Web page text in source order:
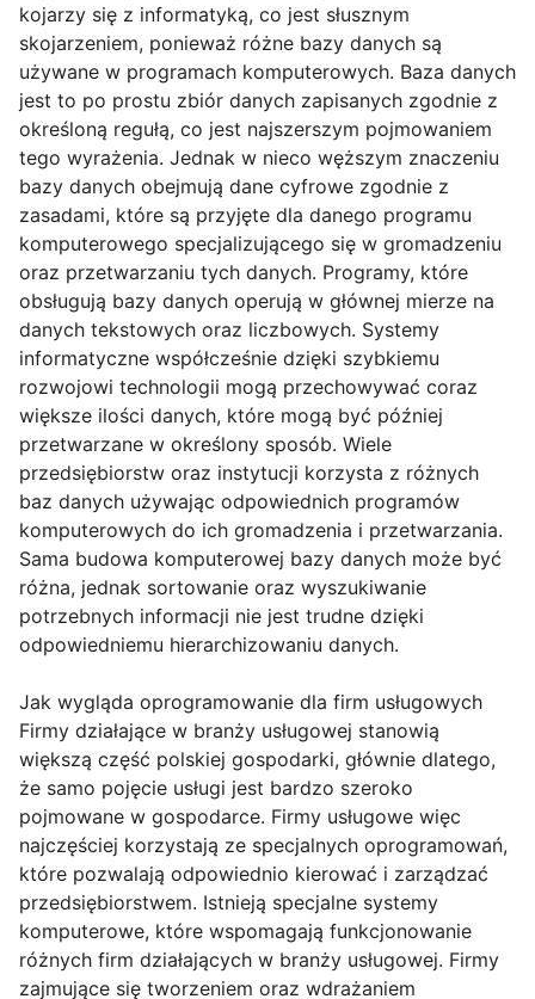
kojarzy się z informatyką, co jest słusznym
skojarzeniem, ponieważ różne bazy danych są
używane w programach komputerowych. Baza danych
jest to po prostu zbiór danych zapisanych zgodnie z
określoną regułą, co jest najszerszym pojmowaniem
tego wyrażenia. Jednak w nieco węższym znaczeniu
bazy danych obejmują dane cyfrowe zgodnie z
zasadami, które są przyjęte dla danego programu
komputerowego specjalizującego się w gromadzeniu
oraz przetwarzaniu tych danych. Programy, które
obsługują bazy danych operują w głównej mierze na
danych tekstowych oraz liczbowych. Systemy
informatyczne współcześnie dzięki szybkiemu
rozwojowi technologii mogą przechowywać coraz
większe ilości danych, które mogą być później
przetwarzane w określony sposób. Wiele
przedsiębiorstw oraz instytucji korzysta z różnych
baz danych używając odpowiednich programów
komputerowych do ich gromadzenia i przetwarzania.
Sama budowa komputerowej bazy danych może być
różna, jednak sortowanie oraz wyszukiwanie
potrzebnych informacji nie jest trudne dzięki
odpowiedniemu hierarchizowaniu danych.
Jak wygląda oprogramowanie dla firm usługowych
Firmy działające w branży usługowej stanowią
większą część polskiej gospodarki, głównie dlatego,
że samo pojęcie usługi jest bardzo szeroko
pojmowane w gospodarce. Firmy usługowe więc
najczęściej korzystają ze specjalnych oprogramowań,
które pozwalają odpowiednio kierować i zarządzać
przedsiębiorstwem. Istnieją specjalne systemy
komputerowe, które wspomagają funkcjonowanie
różnych firm działających w branży usługowej. Firmy
zajmujące się tworzeniem oraz wdrażaniem